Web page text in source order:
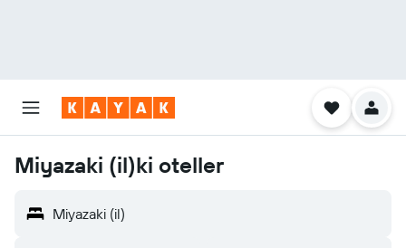
Miyazaki (il)ki oteller
Miyazaki (il)